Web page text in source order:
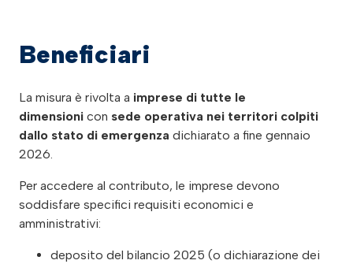
Beneficiari
La misura è rivolta a imprese di tutte le
dimensioni con sede operativa nei territori colpiti
dallo stato di emergenza dichiarato a fine gennaio
2026.
Per accedere al contributo, le imprese devono
soddisfare specifici requisiti economici e
amministrativi:
deposito del bilancio 2025 (o dichiarazione dei